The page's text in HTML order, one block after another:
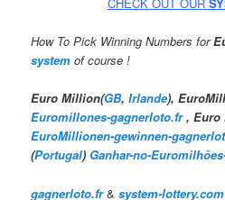
How To Pick Winning Numbers for
system of course !
Euro Million(GB,Irlande),
Euromillones-gagnerloto.fr, Euro
EuroMillionen-gewinnen-
(Portugal) Ganhar-no-
gagnerloto.fr&system-lottery.com